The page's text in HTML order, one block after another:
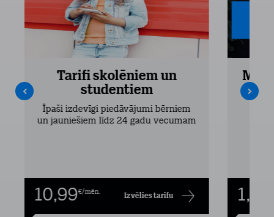
Tarifi skolēniem un
studentiem
Īpaši izdevīgi piedāvājumi bērniem
un jauniešiem līdz 24 gadu vecumam
10,99€/mēn. Izvēlies tarifu 1,00